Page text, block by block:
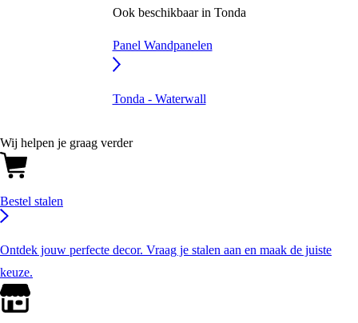
Ook beschikbaar in Tonda
Panel Wandpanelen
Tonda - Waterwall
Wij helpen je graag verder
Bestel stalen
Ontdek jouw perfecte decor. Vraag je stalen aan en maak de juiste
keuze.